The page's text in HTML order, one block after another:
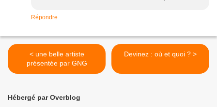
Répondre
< une belle artiste
présentée par GNG
Devinez : où et quoi ? >
Hébergé par Overblog